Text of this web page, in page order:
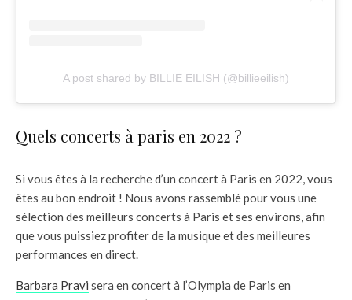
A post shared by BILLIE EILISH (@billieeilish)
Quels concerts à paris en 2022 ?
Si vous êtes à la recherche d’un concert à Paris en 2022, vous
êtes au bon endroit ! Nous avons rassemblé pour vous une
sélection des meilleurs concerts à Paris et ses environs, afin
que vous puissiez profiter de la musique et des meilleures
performances en direct.
Barbara Pravi sera en concert à l’Olympia de Paris en